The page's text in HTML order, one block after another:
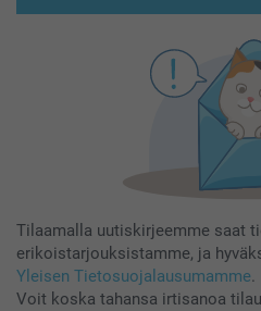
Tilaamalla uutiskirjeemme saat
erikoistarjouksistamme, ja
Yleisen Tietosuojalausumamme.
Voit koska tahansa irtisanoa